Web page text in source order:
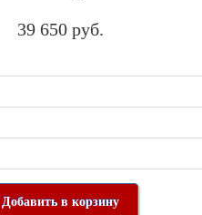
39 650 руб.
Добавить в корзину